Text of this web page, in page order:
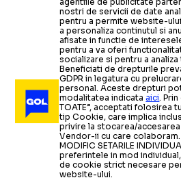
nostri de servicii de date
pentru a permite website-
a personaliza continutul si
afisate in functie de
pentru a va oferi
socializare si pentru a
Beneficiati de drepturile
GDPR in legatura cu
personal. Aceste drepturi
modalitatea indicataaici.
TOATE”, acceptati folosirea
tip Cookie, care implica
privire la stocarea/
Vendor-ii cu care colaboram.
MODIFIC SETARILE
preferintele in mod
de cookie strict necesare
website-ului.